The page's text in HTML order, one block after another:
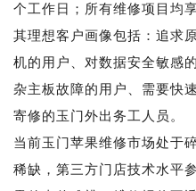
个工作日；所有维修项目均
其理想客户画像包括：追求
机的用户、对数据安全敏感
杂主板故障的用户、需要快
寄修的玉门外出务工人员。
当前玉门苹果维修市场处于
稀缺，第三方门店技术水平